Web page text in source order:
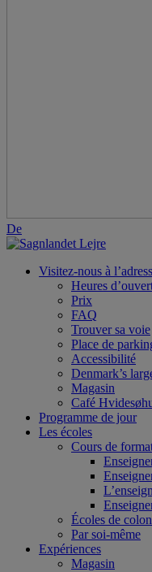
De
Visitez-nous à
Heures
Prix
FAQ
Trouver sa voie
Place de
Accessibilité
Denmark’s
Magasin
Café
Programme de jour
Les écoles
Cours de
Écoles de
Par soi-même
Expériences
Magasin